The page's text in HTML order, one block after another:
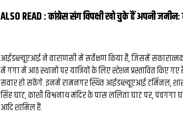
ALSO READ :कांग्रेस संग विपक्षी खो चुके हैं अपनी
आईडब्ल्यूएआई ने वाराणसी में सर्वेक्षण किया है, जिसमें सकारात्मक
में गंगा में आठ स्थानों पर यात्र‍ियों के ल‍िए स्टेशन प्रस्तावित किए
सवार हो सकेंगे. इनमें रामनगर स्थित आईडब्ल्यूएआई टर्मिनल,
सिंह घाट, काशी विश्वनाथ मंदिर के पास ललिता घाट पर,
आद‍ि शामिल हैं.